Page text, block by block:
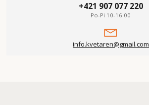
+421 907 077 220
Po-Pi 10-16:00
info.kvetaren@gmail.com